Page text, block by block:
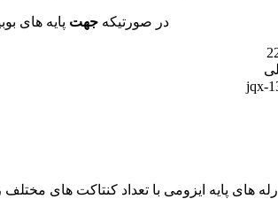
در صورتیکه جهت پایه های
رله های پایه ایزومی با تعداد کنتاکت های